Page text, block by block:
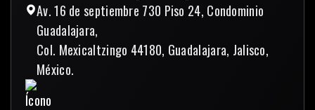
Av. 16 de septiembre 730 Piso 24, Condominio
Guadalajara,
Col. Mexicaltzingo 44180, Guadalajara, Jalisco,
México.